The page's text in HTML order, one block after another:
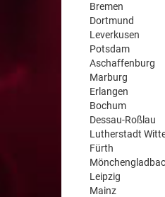
Bremen
Dortmund
Leverkusen
Potsdam
Aschaffenburg
Marburg
Erlangen
Bochum
Dessau-Roßlau
Lutherstadt
Fürth
Leipzig
Mainz